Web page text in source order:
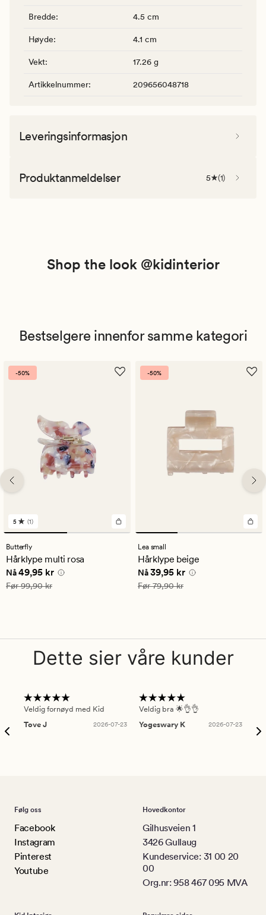
Bredde: 4.5 cm
Høyde: 4.1 cm
Vekt: 17.26 g
Artikkelnummer: 209656048718
Leveringsinformasjon
Produktanmeldelser 5 (1)
Shop the look @kidinterior
Bestselgere innenfor samme kategori
-50%
1
anmeldelser
med
en
gjennomsnittlig
vurdering
på
5
5 (1)
Butterfly
Hårklype multi rosa
Nåværende pris
Nå49,95 kr
Vanlig pris 99,90 kr
Før99,90 kr
-50%
Lea small
Hårklype beige
Nåværende pris
Nå39,95 kr
Vanlig pris 79,90 kr
Før79,90 kr
Dette sier våre kunder
Veldig fornøyd med Kid
Tove J
2026-07-23
Veldig bra 🌟👌👌
Yogeswary K
2026-07-23
Følg oss
Facebook
Instagram
Pinterest
Youtube
Hovedkontor
Gilhusveien 1
3426 Gullaug
Kundeservice: 31 00 20
00
Org.nr: 958 467 095 MVA